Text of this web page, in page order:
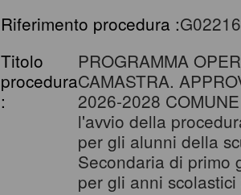
Riferimento procedura :
Titolo
procedura
:
PROGRAMMA
CAMASTRA.
2026-2028
l'avvio della
per gli alunni della
Secondaria di primo
per gli anni